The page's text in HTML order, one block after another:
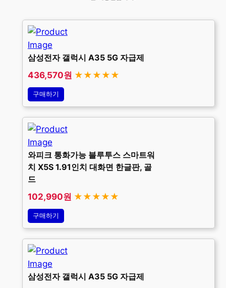
삼성전자 갤럭시 A35 5G 자급제
436,570원 ★★★★★
구매하기
와피크 통화가능 블루투스 스마트워
치 X5S 1.91인치 대화면 한글판, 골
드
102,990원 ★★★★★
구매하기
삼성전자 갤럭시 A35 5G 자급제